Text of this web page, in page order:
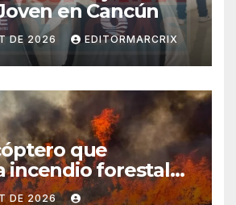
en Cancún
DE 2026 EDITORMARCRIX
que
incendio forestal
DE 2026